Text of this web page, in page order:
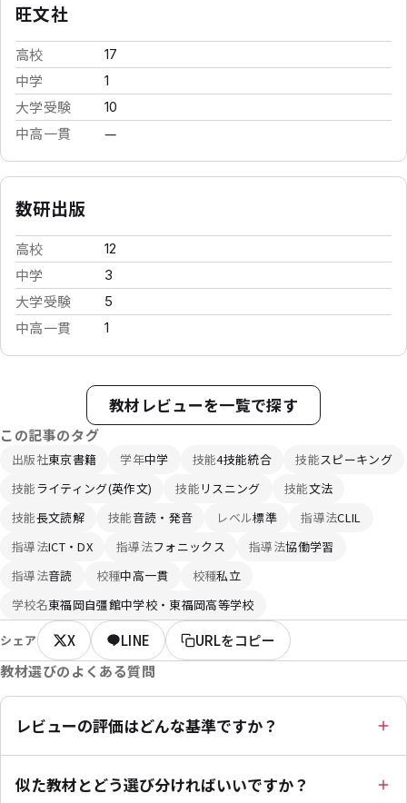
旺文社
高校 17
中学 1
大学受験 10
中高一貫 —
数研出版
高校 12
中学 3
大学受験 5
中高一貫 1
教材レビューを一覧で探す
この記事のタグ
出版社東京書籍 学年中学 技能4技能統合 技能スピーキング
技能ライティング(英作文) 技能 リスニング 技能文法
技能長文読解 技能音読・発音 レベル標準 指導法CLIL
指導法ICT・DX 指導法フォニックス 指導法協働学習
指導法音読 校種中高一貫 校種私立
学校名東福岡自彊館中学校・東福岡高等学校
シェア X LINE
URLをコピー
教材選びのよくある質問
レビューの評価はどんな基準ですか？
似た教材とどう選び分ければいいですか？